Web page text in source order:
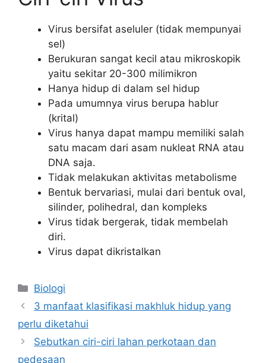
Virus bersifat aseluler (tidak mempunyai
sel)
Berukuran sangat kecil atau mikroskopik
yaitu sekitar 20-300 milimikron
Hanya hidup di dalam sel hidup
Pada umumnya virus berupa hablur
(krital)
Virus hanya dapat mampu memiliki salah
satu macam dari asam nukleat RNA atau
DNA saja.
Tidak melakukan aktivitas metabolisme
Bentuk bervariasi, mulai dari bentuk oval,
silinder, polihedral, dan kompleks
Virus tidak bergerak, tidak membelah
diri.
Virus dapat dikristalkan
Kategori
Biologi
3 manfaat klasifikasi makhluk hidup yang
perlu diketahui
Sebutkan ciri-ciri lahan perkotaan dan
pedesaan